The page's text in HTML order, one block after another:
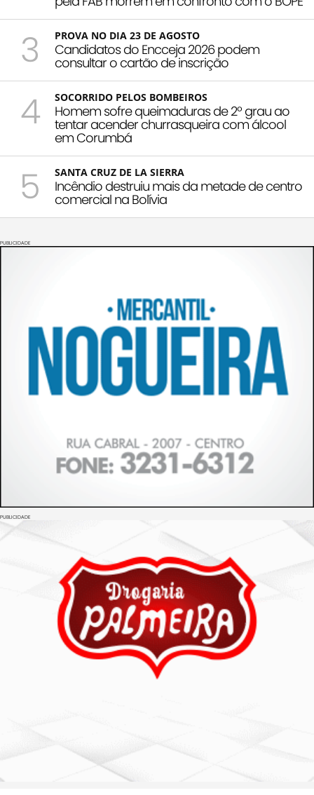
3 PROVA NO DIA 23 DE AGOSTO
Candidatos do Encceja 2026 podem
consultar o cartão de inscrição
4 SOCORRIDO PELOS BOMBEIROS
Homem sofre queimaduras de 2º grau ao
tentar acender churrasqueira com álcool
em Corumbá
5 SANTA CRUZ DE LA SIERRA
Incêndio destruiu mais da metade de centro
comercial na Bolívia
PUBLICIDADE
PUBLICIDADE